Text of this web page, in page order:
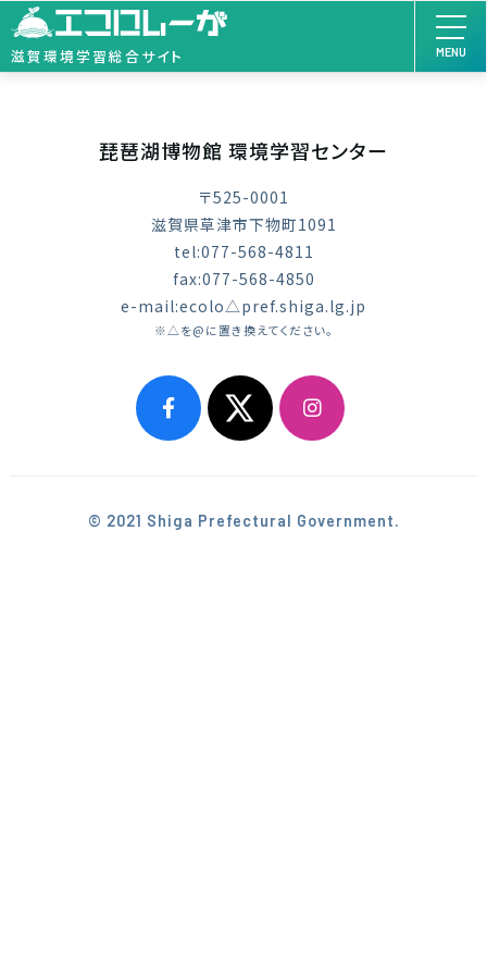
滋賀環境学習総合サイト MENU
琵琶湖博物館 環境学習センター
〒525-0001
滋賀県草津市下物町1091
tel:077-568-4811
fax:077-568-4850
e-mail:ecolo△pref.shiga.lg.jp
※△を@に置き換えてください。
© 2021 Shiga Prefectural Government.